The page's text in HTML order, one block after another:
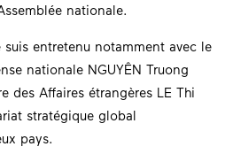
nationale.
entretenu notamment avec le
nationale NGUYÊN Truong
des Affaires étrangères LE Thi
stratégique global
pays.